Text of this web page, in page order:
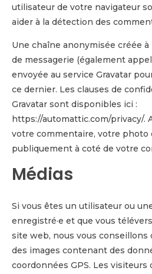
utilisateur de votre navigateur
aider à la détection des
Une chaîne anonymisée créée
de messagerie (également
envoyée au service Gravatar
ce dernier. Les clauses de
Gravatar sont disponibles ici :
https://automattic.com/privacy/.
votre commentaire, votre photo
publiquement à coté de votre
Médias
Si vous êtes un utilisateur ou
enregistré·e et que vous
site web, nous vous conseillons
des images contenant des
coordonnées GPS. Les